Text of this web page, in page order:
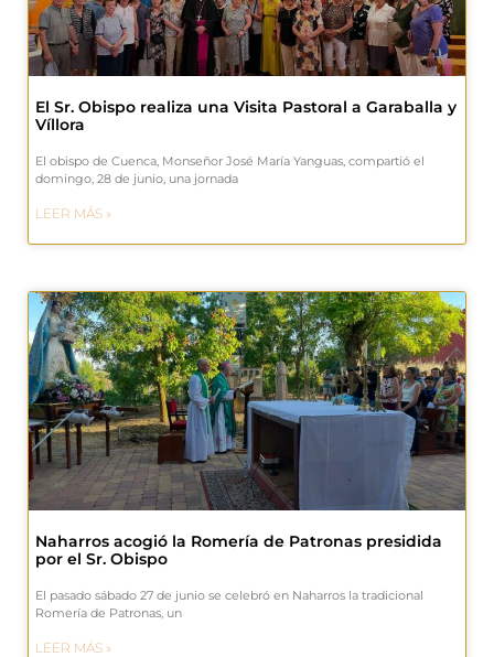
El Sr. Obispo realiza una Visita Pastoral a Garaballa y
Víllora
El obispo de Cuenca, Monseñor José María Yanguas, compartió el
domingo, 28 de junio, una jornada
LEER MÁS »
Naharros acogió la Romería de Patronas presidida
por el Sr. Obispo
El pasado sábado 27 de junio se celebró en Naharros la tradicional
Romería de Patronas, un
LEER MÁS »